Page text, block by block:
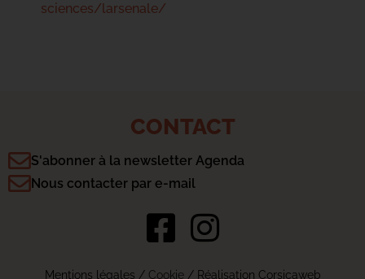
sciences/larsenale/
CONTACT
S'abonner à la newsletter Agenda
Nous contacter par e-mail
Mentions légales / Cookie/ Réalisation Corsicaweb